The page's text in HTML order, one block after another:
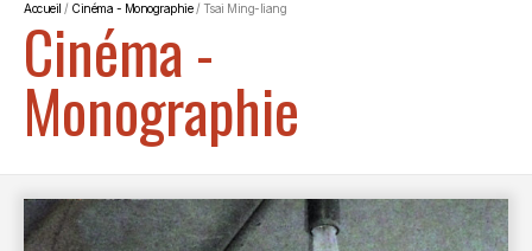
Accueil / Cinéma - Monographie/ Tsai Ming-liang
Cinéma -
Monographie